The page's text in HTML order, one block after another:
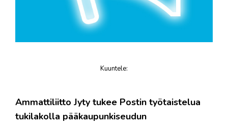
Kuuntele:
Ammattiliitto Jyty tukee Postin työtaistelua
tukilakolla pääkaupunkiseudun